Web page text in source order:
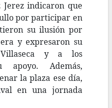
Jerez indicaron que
por participar en
su ilusión por
y expresaron su
Villaseca y a los
apoyo. Además,
la plaza ese día,
en una jornada